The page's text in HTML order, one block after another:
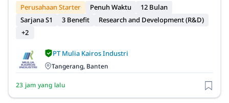
Perusahaan Starter Penuh Waktu
12 Bulan
Sarjana S1
3 Benefit
Research and Development (R&D)
+2
PT Mulia Kairos Industri
Tangerang, Banten
23 jam yang lalu